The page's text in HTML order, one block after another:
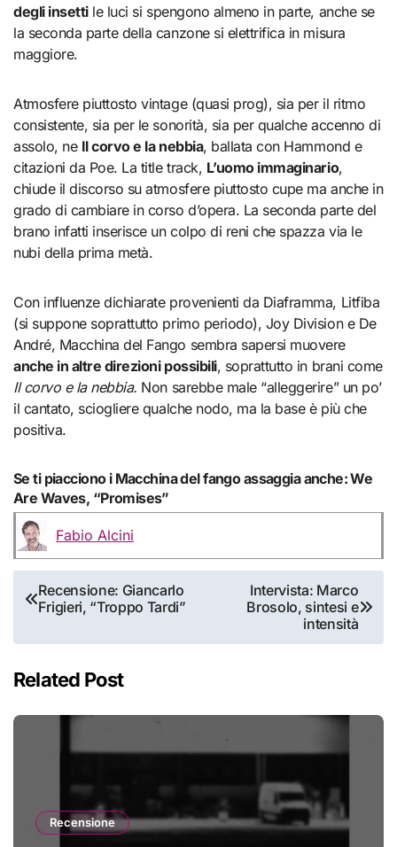
degli insettile luci si spengono almeno in parte, anche se
la seconda parte della canzone si elettrifica in misura
maggiore.
Atmosfere piuttosto vintage (quasi prog), sia per il ritmo
consistente, sia per le sonorità, sia per qualche accenno di
assolo, ne Il corvo e la nebbia, ballata con Hammond e
citazioni da Poe. La title track, L’uomo immaginario,
chiude il discorso su atmosfere piuttosto cupe ma anche in
grado di cambiare in corso d’opera. La seconda parte del
brano infatti inserisce un colpo di reni che spazza via le
nubi della prima metà.
Con influenze dichiarate provenienti da Diaframma, Litfiba
(si suppone soprattutto primo periodo), Joy Division e De
André, Macchina del Fango sembra sapersi muovere
anche in altre direzioni possibili, soprattutto in brani come
Il corvo e la nebbia. Non sarebbe male “alleggerire” un po’
il cantato, sciogliere qualche nodo, ma la base è più che
positiva.
Se ti piacciono i Macchina del fango assaggia anche: We
Are Waves, “Promises”
Fabio Alcini
Navigazione
articoli
Recensione: Giancarlo
Frigieri, “Troppo Tardi”
Intervista: Marco
Brosolo, sintesi e
intensità
Related Post
Recensione